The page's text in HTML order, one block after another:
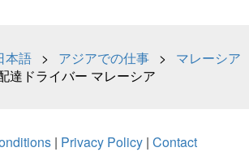
本語> アジアでの仕事> マレーシア
達ドライバー マレーシア
| Privacy Policy| Contact